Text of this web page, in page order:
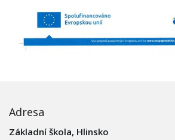
Adresa
Základní škola, Hlinsko